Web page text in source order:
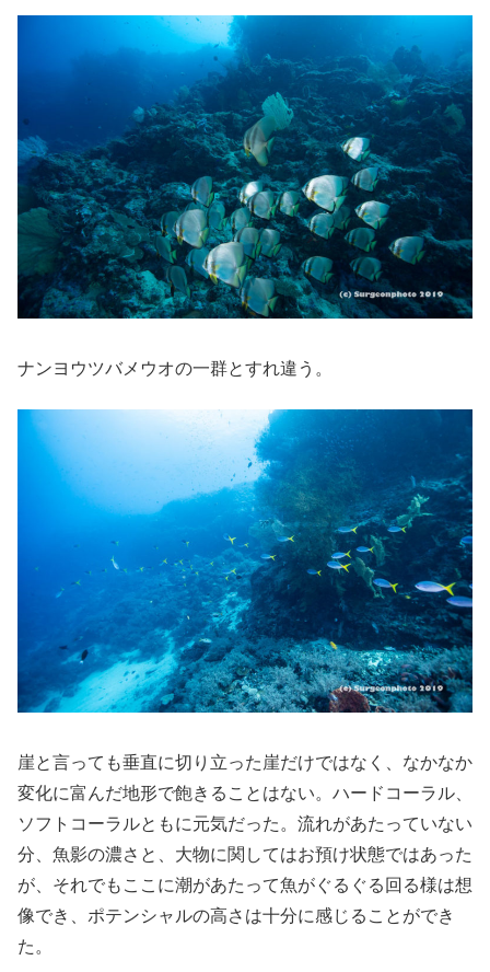
ナンヨウツバメウオの一群とすれ違う。
崖と言っても垂直に切り立った崖だけではなく、なかなか
変化に富んだ地形で飽きることはない。ハードコーラル、
ソフトコーラルともに元気だった。流れがあたっていない
分、魚影の濃さと、大物に関してはお預け状態ではあった
が、それでもここに潮があたって魚がぐるぐる回る様は想
像でき、ポテンシャルの高さは十分に感じることができ
た。